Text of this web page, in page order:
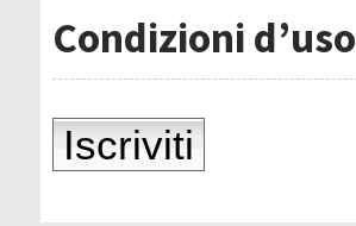
Condizioni d’uso
Iscriviti